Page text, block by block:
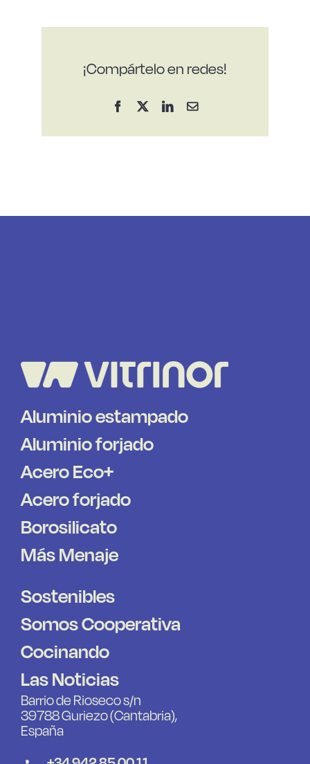
¡Compártelo en redes!
Facebook
X LinkedInCorreo
Aluminio estampado
Aluminio forjado
Acero Eco+
Acero forjado
Borosilicato
Más Menaje
Sostenibles
Somos Cooperativa
Cocinando
Las Noticias
Barrio de Rioseco s/n
39788 Guriezo (Cantabria),
España